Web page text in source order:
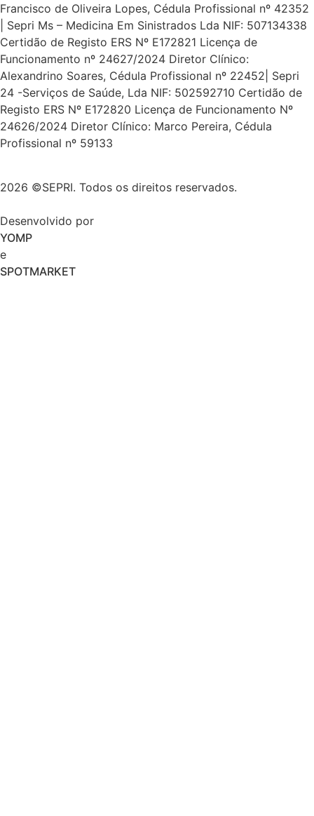
Francisco de Oliveira Lopes, Cédula Profissional nº 42352
| Sepri Ms – Medicina Em Sinistrados Lda NIF: 507134338
Certidão de Registo ERS Nº E172821 Licença de
Funcionamento nº 24627/2024 Diretor Clínico:
Alexandrino Soares, Cédula Profissional nº 22452| Sepri
24 -Serviços de Saúde, Lda NIF: 502592710 Certidão de
Registo ERS Nº E172820 Licença de Funcionamento Nº
24626/2024 Diretor Clínico: Marco Pereira, Cédula
Profissional nº 59133
2026 ©SEPRI. Todos os direitos reservados.
Desenvolvido por
YOMP
e
SPOTMARKET